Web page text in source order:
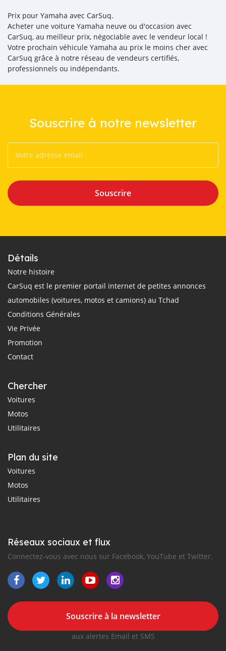
Prix pour Yamaha avec CarSuq.
Acheter une voiture Yamaha neuve ou d'occasion avec
CarSuq, au meilleur prix, négociable avec le vendeur local !
Votre prochain véhicule Yamaha au prix le moins cher avec
CarSuq grâce à notre réseau de vendeurs certifiés,
professionnels ou indépendants.
Souscrire à notre newsletter
Souscrire
Détails
Notre histoire
CarSuq est le premier portail internet de petites annonces
automobiles (voitures, motos et camions) au Tchad
Conditions Générales
Vie Privée
Promotion
Contact
Chercher
Voitures
Motos
Utilitaires
Plan du site
Voitures
Motos
Utilitaires
Réseaux sociaux et flux
Connectez-vous avec nous sur Facebook, YouTube et Twitter.
Souscrire à la newsletter
aux alertes Email et SMS